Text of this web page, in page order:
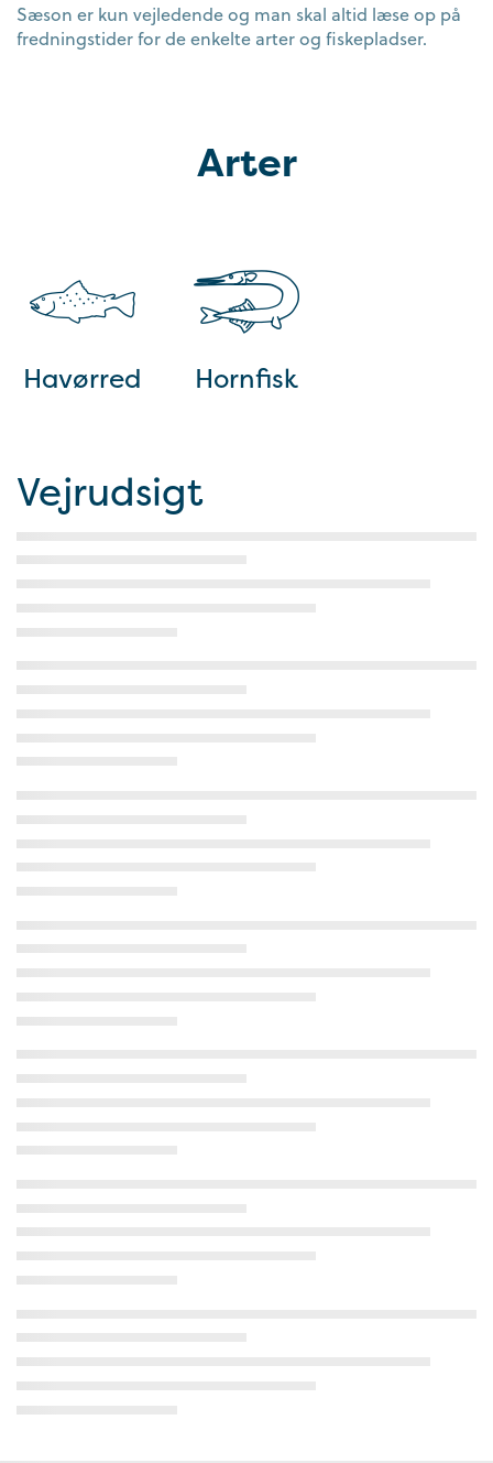
Sæson er kun vejledende og man skal altid læse op på
fredningstider for de enkelte arter og fiskepladser.
Arter
Havørred Hornfisk
Vejrudsigt